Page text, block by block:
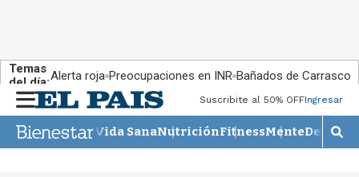
Temas
del día:Alerta roja Preocupaciones en INR Bañados de Carrasco
n
u
Suscribite al 50% OFFIngresar
Vida SanaNutriciónFitnessMente
M
o